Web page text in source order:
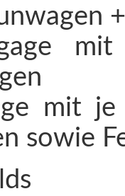
mit je
sowie